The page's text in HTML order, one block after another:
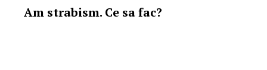
Am strabism. Ce sa fac?